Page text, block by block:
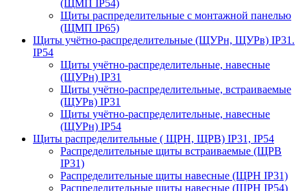
(ЩМП IP54)
Щиты распределительные с монтажной панелью
(ЩМП IP65)
Щиты учётно-распределительные (ЩУРн, ЩУРв) IP31.
IP54
Щиты учётно-распределительные, навесные
(ЩУРн) IP31
Щиты учётно-распределительные, встраиваемые
(ЩУРв) IP31
Щиты учётно-распределительные, навесные
(ЩУРн) IP54
Щиты распределительные ( ЩРН, ЩРВ) IP31, IP54
Распределительные щиты встраиваемые (ЩРВ
IP31)
Распределительные щиты навесные (ЩРН IP31)
Распределительные щиты навесные (ЩРН IP54)